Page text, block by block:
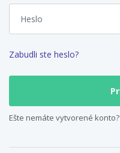
Zabudli ste heslo?
Ešte nemáte vytvorené konto?